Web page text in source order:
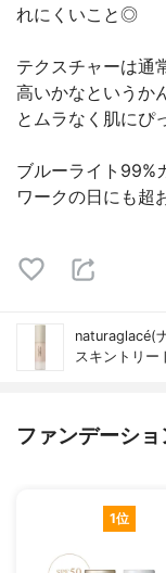
れにくいこと◎
テクスチャーは通
高いかなというか
とムラなく肌にぴ
ブルーライト99%
ワークの日にも超
naturaglacé(
スキントリー
ファンデーシ
1位